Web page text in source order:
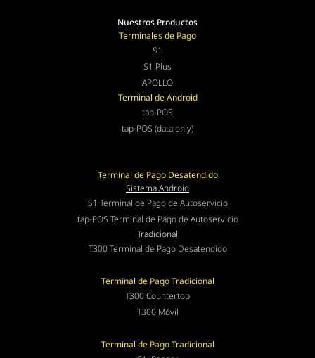
Nuestros Productos
Terminales de Pago
S1
S1 Plus
APOLLO
Terminal de Android
tap-POS
tap-POS (data only)
Terminal de Pago Desatendido
Sistema Android
S1 Terminal de Pago de Autoservicio
tap-POS Terminal de Pago de Autoservicio
Tradicional
T300 Terminal de Pago Desatendido
Terminal de Pago Tradicional
T300 Countertop
T300 Móvil
Terminal de Pago Tradicional